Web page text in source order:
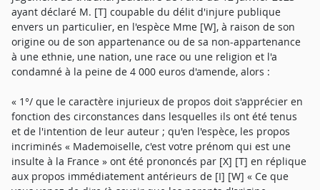
ayant déclaré M. [T] coupable du délit d'injure publique
envers un particulier, en l'espèce Mme [W], à raison de son
origine ou de son appartenance ou de sa non-appartenance
à une ethnie, une nation, une race ou une religion et l'a
condamné à la peine de 4 000 euros d'amende, alors :
« 1°/ que le caractère injurieux de propos doit s'apprécier en
fonction des circonstances dans lesquelles ils ont été tenus
et de l'intention de leur auteur ; qu'en l'espèce, les propos
incriminés « Mademoiselle, c'est votre prénom qui est une
insulte à la France » ont été prononcés par [X] [T] en réplique
aux propos immédiatement antérieurs de [I] [W] « Ce que